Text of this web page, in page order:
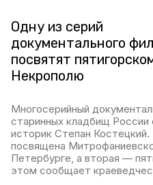
Одну из серий
документального
посвятят
Некрополю
Многосерийный
старинных кладбищ России
историк Степан
посвящена
Петербурге, а вторая —
этом сообщает